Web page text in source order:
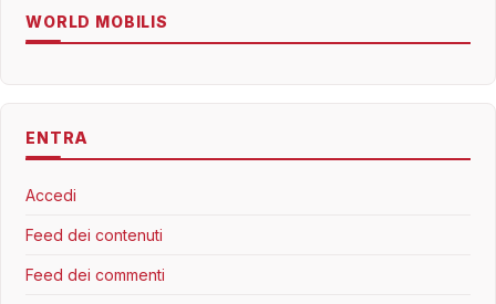
WORLD MOBILIS
ENTRA
Accedi
Feed dei contenuti
Feed dei commenti